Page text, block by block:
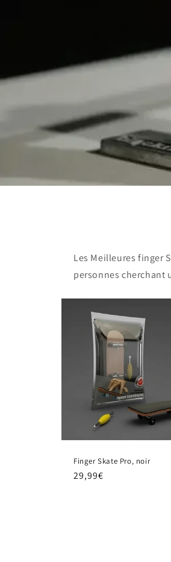
Les Meilleures finger
personnes cherchant
Finger Skate Pro, noir
Prix
29,99€